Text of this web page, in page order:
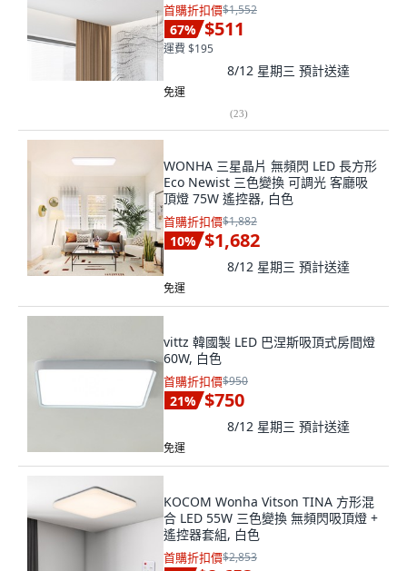
首購折扣價$1,552
67% $511
運費 $195
8/12 星期三 預計送達
免運
(23)
WONHA 三星晶片 無頻閃 LED 長方形
Eco Newist 三色變換 可調光 客廳吸
頂燈 75W 遙控器, 白色
首購折扣價$1,882
10% $1,682
8/12 星期三 預計送達
免運
vittz 韓國製 LED 巴涅斯吸頂式房間燈
60W, 白色
首購折扣價$950
21% $750
8/12 星期三 預計送達
免運
KOCOM Wonha Vitson TINA 方形混
合 LED 55W 三色變換 無頻閃吸頂燈 +
遙控器套組, 白色
首購折扣價$2,853